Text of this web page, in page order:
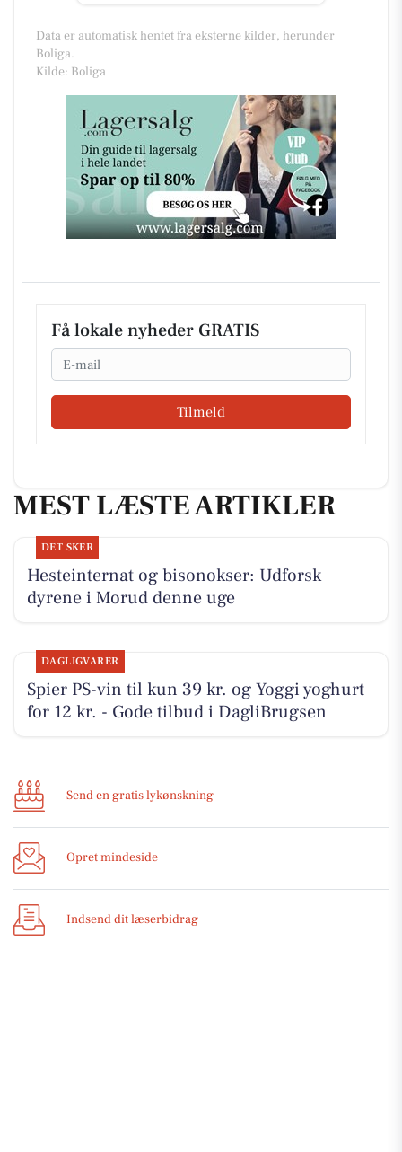
Data er automatisk hentet fra eksterne kilder, herunder
Boliga.
Kilde: Boliga
Få lokale nyheder GRATIS
Email
Tilmeld
MEST LÆSTE ARTIKLER
DET SKER
Hesteinternat og bisonokser: Udforsk
dyrene i Morud denne uge
DAGLIGVARER
Spier PS-vin til kun 39 kr. og Yoggi yoghurt
for 12 kr. - Gode tilbud i DagliBrugsen
Send en gratis lykønskning
Opret mindeside
Indsend dit læserbidrag